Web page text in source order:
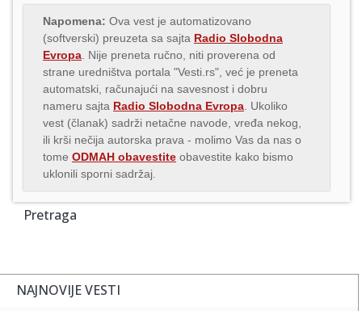
Napomena: Ova vest je automatizovano
(softverski) preuzeta sa sajta Radio Slobodna
Evropa . Nije preneta ručno, niti proverena od
strane uredništva portala "Vesti.rs", već je preneta
automatski, računajući na savesnost i dobru
nameru sajta Radio Slobodna Evropa . Ukoliko
vest (članak) sadrži netačne navode, vređa nekog,
ili krši nečija autorska prava - molimo Vas da nas o
tome ODMAH obavestite obavestite kako bismo
uklonili sporni sadržaj.
Pretraga
NAJNOVIJE VESTI